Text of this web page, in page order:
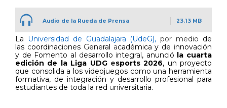
Audio de la Rueda de Prensa 23.13 MB
La Universidad de Guadalajara (UdeG), por medio de
las coordinaciones General académica y de innovación
y de Fomento al desarrollo integral, anunció la cuarta
edición de la Liga UDG esports 2026, un proyecto
que consolida a los videojuegos como una herramienta
formativa, de integración y desarrollo profesional para
estudiantes de toda la red universitaria.